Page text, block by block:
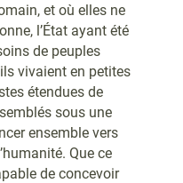
et où elles ne
l’État ayant été
de peuples
vivaient en petites
étendues de
sous une
ensemble vers
Que ce
de concevoir